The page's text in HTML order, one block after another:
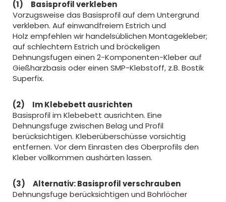
(1) Basisprofil verkleben
Vorzugsweise das Basisprofil auf dem Untergrund
verkleben. Auf einwandfreiem Estrich und
Holz empfehlen wir handelsüblichen Montagekleber;
auf schlechtem Estrich und bröckeligen
Dehnungsfugen einen 2-Komponenten-Kleber auf
Gießharzbasis oder einen SMP-Klebstoff, z.B. Bostik
Superfix.
(2) Im Klebebett ausrichten
Basisprofil im Klebebett ausrichten. Eine
Dehnungsfuge zwischen Belag und Profil
berücksichtigen. Kleberüberschüsse vorsichtig
entfernen. Vor dem Einrasten des Oberprofils den
Kleber vollkommen aushärten lassen.
(3) Alternativ: Basisprofil verschrauben
Dehnungsfuge berücksichtigen und Bohrlöcher